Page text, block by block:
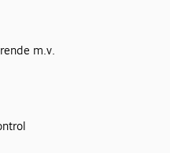
m.v.